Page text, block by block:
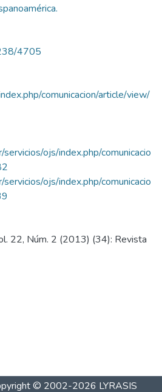
4705
comunicacion/article/view/
ojs/index.php/comunicacio
ojs/index.php/comunicacio
22, Núm. 2 (2013) (34): Revista
© 2002-2026 LYRASIS